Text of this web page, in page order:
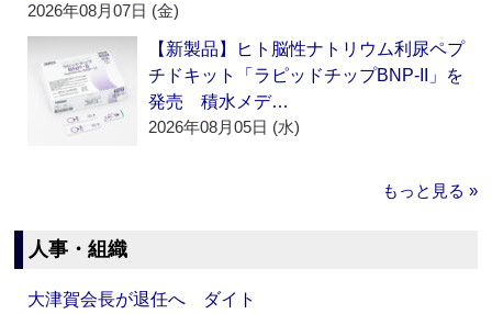
2026年08月07日 (金)
【新製品】ヒト脳性ナトリウム利尿ペプ
チドキット「ラピッドチップBNP-II」を
発売 積水メデ…
2026年08月05日 (水)
もっと見る »
人事・組織
大津賀会長が退任へ ダイト